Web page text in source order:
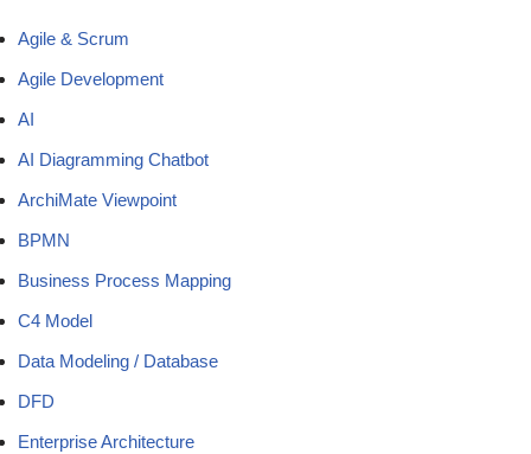
Agile & Scrum
Agile Development
AI
AI Diagramming Chatbot
ArchiMate Viewpoint
BPMN
Business Process Mapping
C4 Model
Data Modeling / Database
DFD
Enterprise Architecture